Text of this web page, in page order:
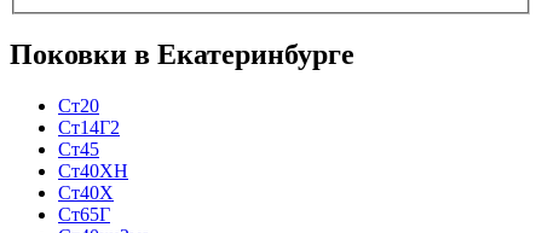
Поковки в Екатеринбурге
Ст20
Ст14Г2
Ст45
Ст40ХН
Ст40Х
Ст65Г